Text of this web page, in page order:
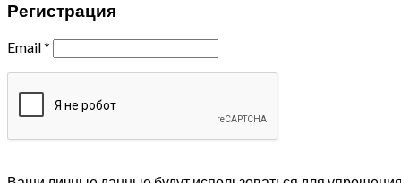
Регистрация
Email*